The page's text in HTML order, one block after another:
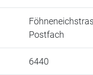
Postfach
6440